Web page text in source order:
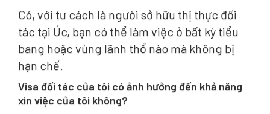
Có, với tư cách là người sở hữu thị thực đối
tác tại Úc, bạn có thể làm việc ở bất kỳ tiểu
bang hoặc vùng lãnh thổ nào mà không bị
hạn chế.
Visa đối tác của tôi có ảnh hưởng đến khả năng
xin việc của tôi không?